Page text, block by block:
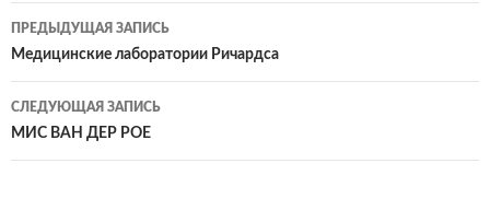
Навигация
по
записям
ПРЕДЫДУЩАЯ ЗАПИСЬ
Медицинские лаборатории Ричардса
СЛЕДУЮЩАЯ ЗАПИСЬ
МИС ВАН ДЕР РОЕ